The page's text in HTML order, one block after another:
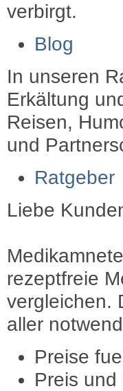
verbirgt.
Blog
In unseren
Erkältung
Reisen,
und
Ratgeber
Liebe
rezeptfreie
vergleichen.
aller
Preise
Preis